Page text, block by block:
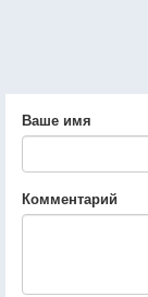
Ваше имя
Комментарий